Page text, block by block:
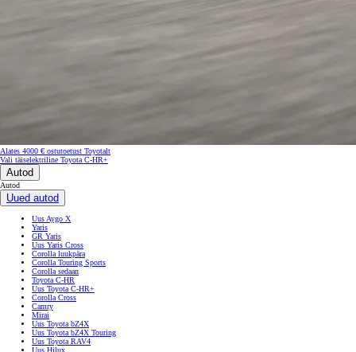
Alates 4000 € ostutoetust Toyotalt
Vali täiselektriline Toyota C-HR+
Autod
Autod
Uued autod
Uus Aygo X
Yaris
GR Yaris
Uus Yaris Cross
Corolla luukpära
Corolla Touring Sports
Corolla sedaan
Toyota C-HR
Uus Toyota C-HR+
Corolla Cross
Camry
Mirai
Uus Toyota bZ4X
Uus Toyota bZ4X Touring
Uus Toyota RAV4
Uus Hilux